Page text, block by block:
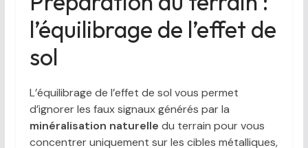
l’équilibrage de l’effet de
sol
L’équilibrage de l’effet de sol vous permet
d’ignorer les faux signaux générés par la
minéralisation naturelle du terrain pour vous
concentrer uniquement sur les cibles métalliques,